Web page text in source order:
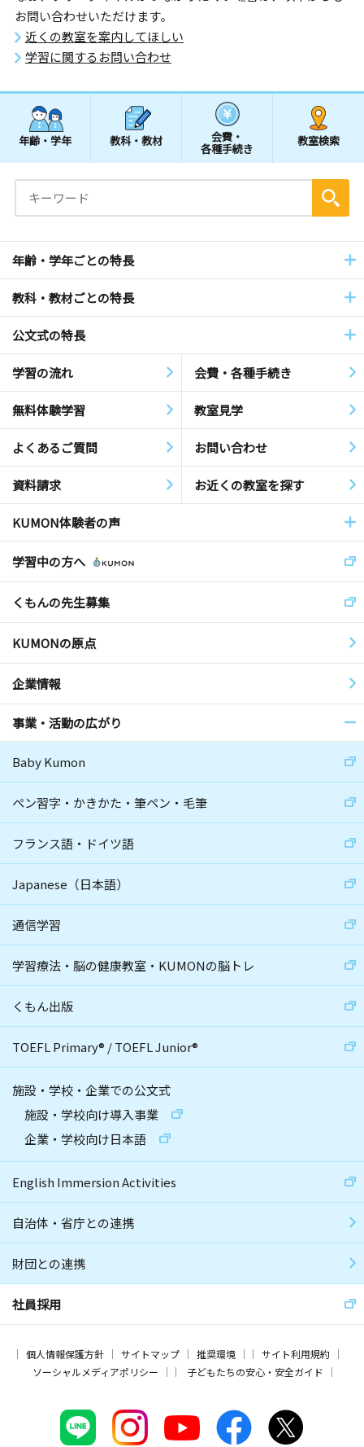
お問い合わせいただけます。
近くの教室を案内してほしい
学習に関するお問い合わせ
年齢・学年 教科・教材 会費・
各種手続き
教室検索
年齢・学年ごとの特長
教科・教材ごとの特長
公文式の特長
学習の流れ 会費・各種手続き
無料体験学習 教室見学
よくあるご質問 お問い合わせ
資料請求 お近くの教室を探す
KUMON体験者の声
学習中の方へ
くもんの先生募集
KUMONの原点
企業情報
事業・活動の広がり
Baby Kumon
ペン習字・かきかた・筆ペン・毛筆
フランス語・ドイツ語
Japanese（日本語）
通信学習
学習療法・脳の健康教室・KUMONの脳トレ
くもん出版
TOEFL Primary® /TOEFL Junior®
施設・学校・企業での公文式
施設・学校向け導入事業
企業・学校向け日本語
English Immersion Activities
自治体・省庁との連携
財団との連携
社員採用
個人情報保護方針 サイトマップ 推奨環境
サイト利用規約
ソーシャルメディアポリシー
子どもたちの安心・安全ガイド